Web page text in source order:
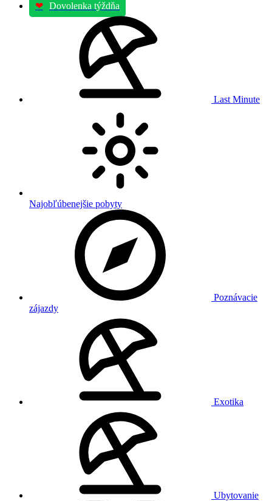
❤ Dovolenka týždňa
Last Minute
Najobľúbenejšie pobyty
Poznávacie
zájazdy
Exotika
Ubytovanie